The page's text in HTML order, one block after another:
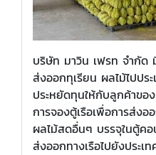
บริษัท มาวิน เฟรท จำกัด
ส่งออกทุเรียน ผลไม้ไปปร
ประหยัดทุนให้กับลูกค้าของ
การจองตู้เรือเพื่อการส่งอ
ผลไม้สดอื่นๆ บรรจุในตู้ค
ส่งออกทางเรือไปยังประเ